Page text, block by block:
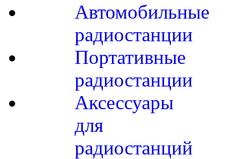
Автомобильные
радиостанции
Портативные
радиостанции
Аксессуары
для
радиостанций